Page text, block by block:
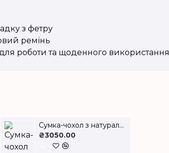
з фетру
ремінь
роботи та щоденного використання
Сумка-чохол з натуральної шкіри для ноутбука 13–17+ дюймів LC-01
₴3050.00